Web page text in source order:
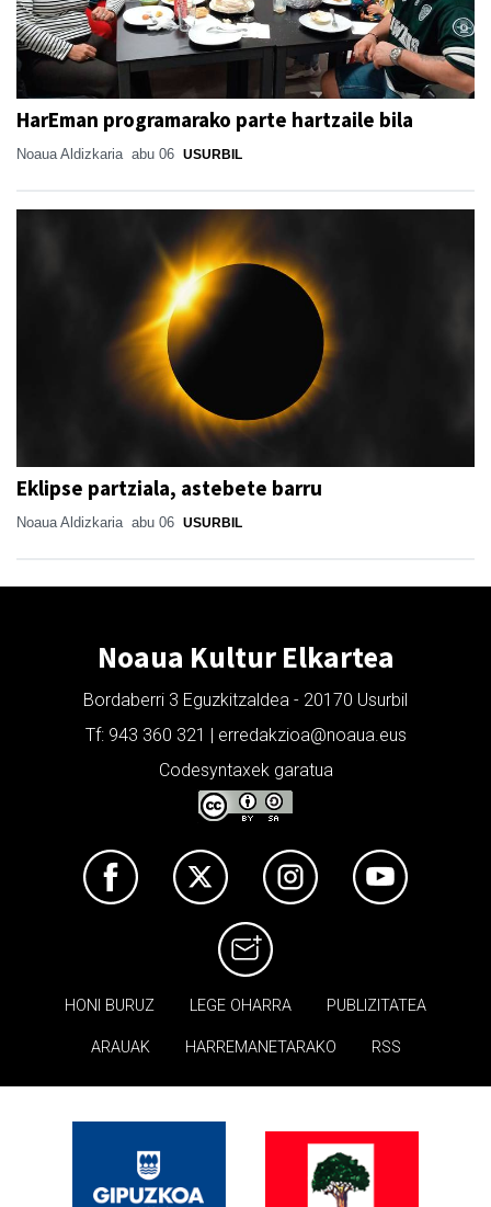
HarEman programarako parte hartzaile bila
Noaua Aldizkaria abu 06 USURBIL
Eklipse partziala, astebete barru
Noaua Aldizkaria abu 06 USURBIL
Noaua Kultur Elkartea
Bordaberri 3 Eguzkitzaldea - 20170 Usurbil
Tf: 943 360 321 | erredakzioa@noaua.eus
Codesyntaxek garatua
HONI BURUZ LEGE OHARRA PUBLIZITATEA
ARAUAK HARREMANETARAKO RSS